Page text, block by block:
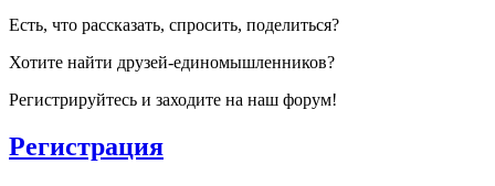
Есть, что рассказать, спросить, поделиться?
Хотите найти друзей-единомышленников?
Регистрируйтесь и заходите на наш форум!
Регистрация